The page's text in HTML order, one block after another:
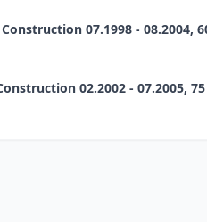
Construction 07.1998 - 08.2004,
02.2002 - 07.2005,